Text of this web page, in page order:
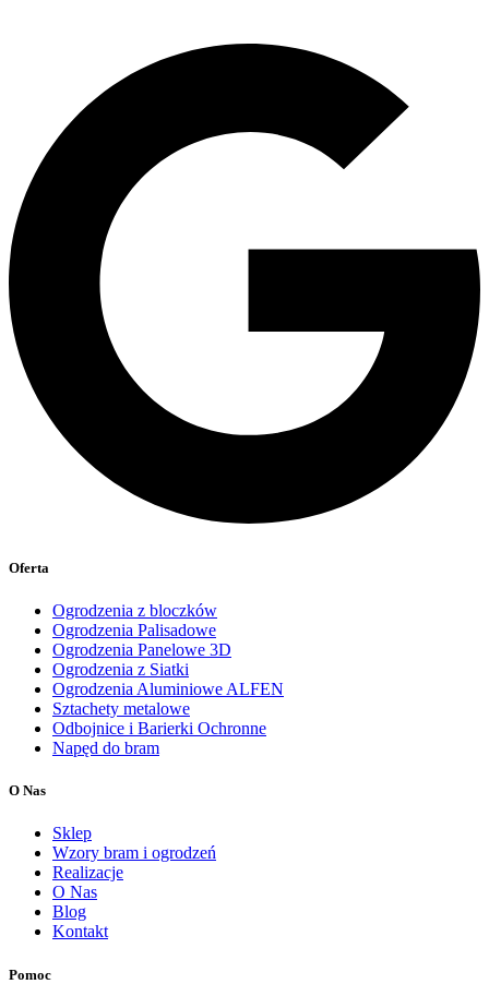
Oferta
Ogrodzenia z bloczków
Ogrodzenia Palisadowe
Ogrodzenia Panelowe 3D
Ogrodzenia z Siatki
Ogrodzenia Aluminiowe ALFEN
Sztachety metalowe
Odbojnice i Barierki Ochronne
Napęd do bram
O Nas
Sklep
Wzory bram i ogrodzeń
Realizacje
O Nas
Blog
Kontakt
Pomoc